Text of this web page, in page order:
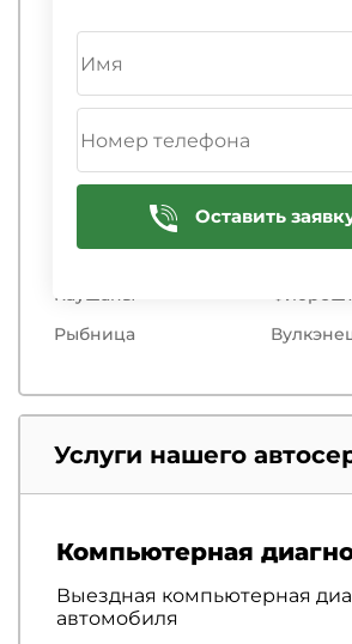
Стрэшень
Орхей
Сынджерей
Единец
Яловень
Кагул
Унгень
Каушаны
Рыбница
Услуги нашего
Компьютерная
Выездная компьютерная
автомобиля
Оставить